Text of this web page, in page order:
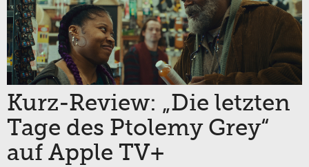
Kurz-Review: „Die letzten
Tage des Ptolemy Grey“
auf Apple TV+